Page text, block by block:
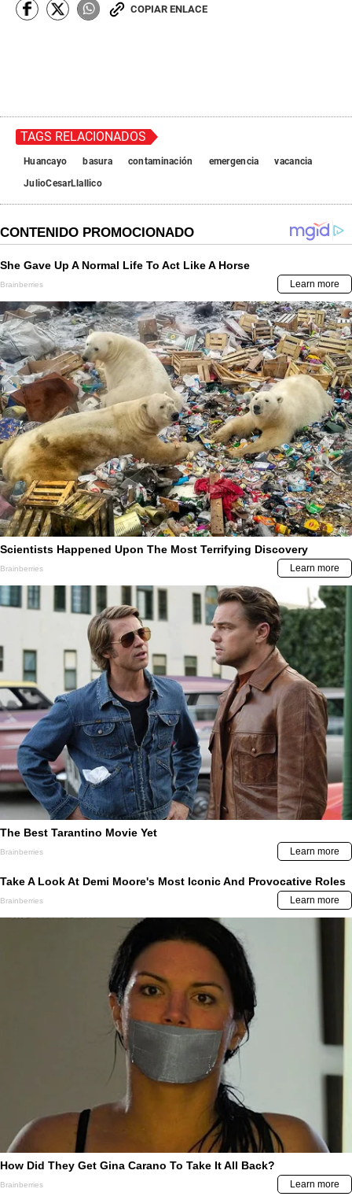
COPIAR ENLACE
TAGS RELACIONADOS
Huancayo basura contaminación emergencia
vacancia
JulioCesarLlallico